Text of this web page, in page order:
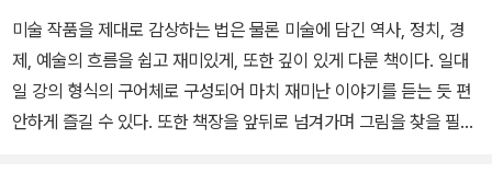
미술 작품을 제대로 감상하는 법은 물론 미술에 담긴 역사, 정치, 경
제, 예술의 흐름을 쉽고 재미있게, 또한 깊이 있게 다룬 책이다. 일대
일 강의 형식의 구어체로 구성되어 마치 재미난 이야기를 듣는 듯 편
안하게 즐길 수 있다. 또한 책장을 앞뒤로 넘겨가며 그림을 찾을 필요